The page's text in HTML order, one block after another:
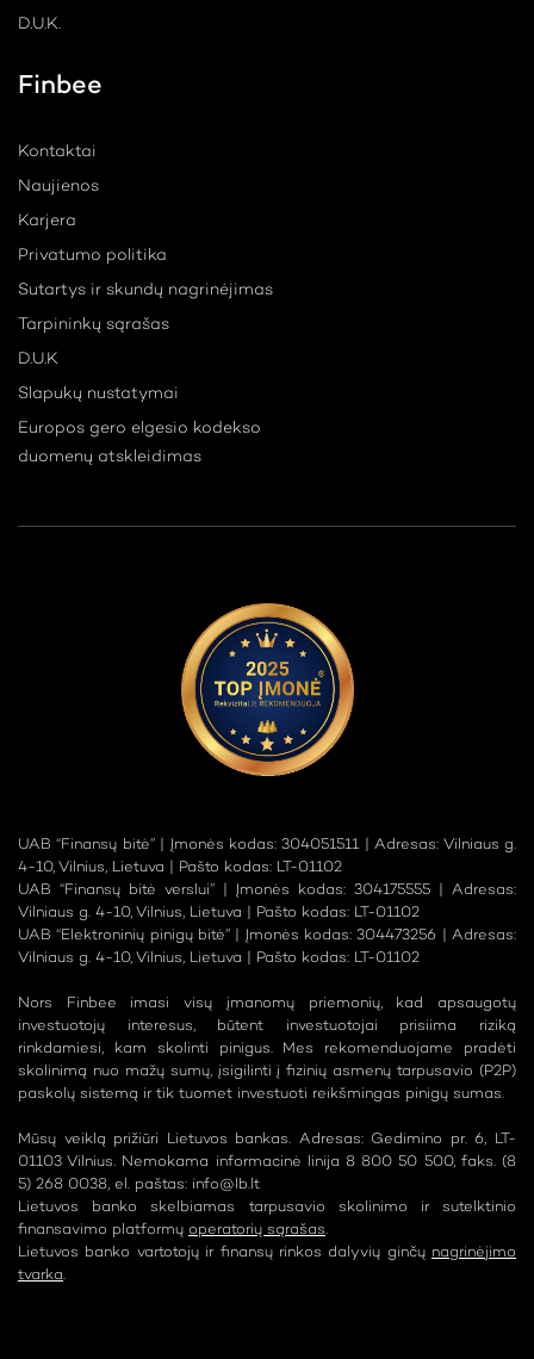
D.U.K.
Finbee
Kontaktai
Naujienos
Karjera
Privatumo politika
Sutartys ir skundų nagrinėjimas
Tarpininkų sąrašas
D.U.K
Slapukų nustatymai
Europos gero elgesio kodekso
duomenų atskleidimas
UAB “Finansų bitė” | Įmonės kodas: 304051511 | Adresas: Vilniaus g.
4-10, Vilnius, Lietuva | Pašto kodas: LT-01102
UAB “Finansų bitė verslui” | Įmonės kodas: 304175555 | Adresas:
Vilniaus g. 4-10, Vilnius, Lietuva | Pašto kodas: LT-01102
UAB “Elektroninių pinigų bitė” | Įmonės kodas: 304473256 | Adresas:
Vilniaus g. 4-10, Vilnius, Lietuva | Pašto kodas: LT-01102
Nors Finbee imasi visų įmanomų priemonių, kad apsaugotų
investuotojų interesus, būtent investuotojai prisiima riziką
rinkdamiesi, kam skolinti pinigus. Mes rekomenduojame pradėti
skolinimą nuo mažų sumų, įsigilinti į fizinių asmenų tarpusavio (P2P)
paskolų sistemą ir tik tuomet investuoti reikšmingas pinigų sumas.
Mūsų veiklą prižiūri Lietuvos bankas. Adresas: Gedimino pr. 6, LT-
01103 Vilnius. Nemokama informacinė linija 8 800 50 500, faks. (8
5) 268 0038, el. paštas: info@lb.lt
Lietuvos banko skelbiamas tarpusavio skolinimo ir sutelktinio
finansavimo platformų operatorių sąrašas.
Lietuvos banko vartotojų ir finansų rinkos dalyvių ginčų nagrinėjimo
tvarka.